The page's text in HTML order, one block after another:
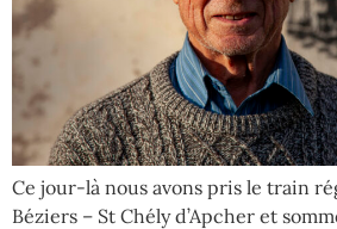
Ce jour-là nous avons pris le train
Béziers – St Chély d’Apcher et